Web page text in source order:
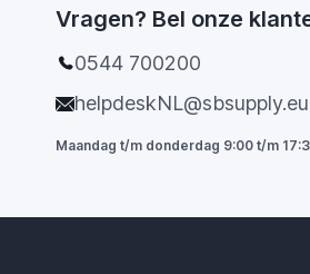
Vragen? Bel onze
0544 700200
helpdeskNL@sbsupply.eu
Maandag t/m donderdag 9:00 t/m